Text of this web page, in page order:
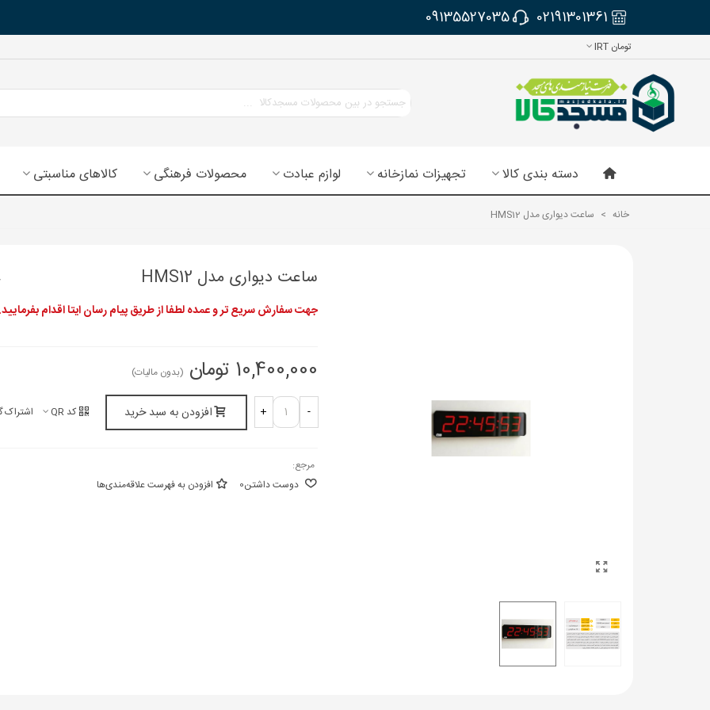
02191301361
09135527035
تومان IRT
دسته بندی کالا تجهیزات نمازخانه لوازم عبادت محصولات فرهنگی کالاهای مناسبتی
خانه > ساعت دیواری مدل HMS12
ساعت دیواری مدل HMS12
جهت سفارش سریع تر و عمده لطفا از طریق پیام رسان ایتا اقدام
10,400,000 تومان (بدون مالیات)
-
+ افزودن به سبد خرید کد QR اشتراک
مرجع:
دوست داشتن0 افزودن به فهرست علاقه‌مندی‌ها